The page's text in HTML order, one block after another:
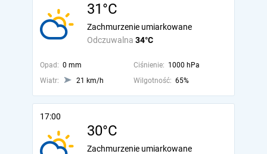
31°C
Odczuwalna 34°C
Zachmurzenie umiarkowane
Opad: 0 mm Ciśnienie: 1000 hPa
Wiatr:
21 km/h Wilgotność: 65%
17:00
30°C
Zachmurzenie umiarkowane